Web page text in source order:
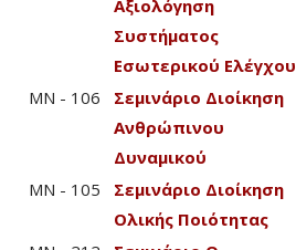
Αξιολόγηση
Συστήματος
Εσωτερικού Ελέγχου
MN - 106
Σεμινάριο Διοίκηση
Ανθρώπινου
Δυναμικού
MN - 105
Σεμινάριο Διοίκηση
Ολικής Ποιότητας